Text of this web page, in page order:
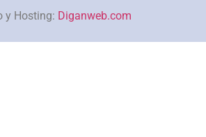
y Hosting: Diganweb.com